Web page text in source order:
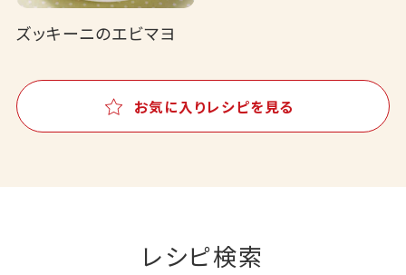
ズッキーニのエビマヨ
お気に入りレシピを見る
レシピ検索